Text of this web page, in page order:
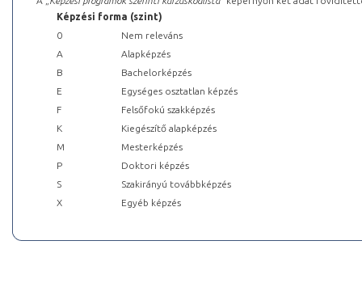
Képzési forma (szint)
0
Nem releváns
A
Alapképzés
B
Bachelorképzés
E
Egységes osztatlan képzés
F
Felsőfokú szakképzés
K
Kiegészítő alapképzés
M
Mesterképzés
P
Doktori képzés
S
Szakirányú továbbképzés
X
Egyéb képzés